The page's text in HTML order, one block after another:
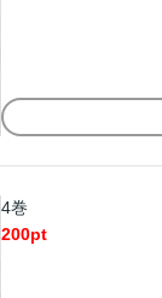
4巻
200pt